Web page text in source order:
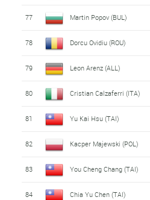
77 Martin Popov (BUL)
78 Dorcu Ovidiu (ROU)
79 Leon Arenz (ALL)
80 Cristian Calzaferri (ITA)
81 Yu Kai Hsu (TAI)
82 Kacper Majewski (POL)
83 You Cheng Chang (TAI)
84 Chia Yu Chen (TAI)